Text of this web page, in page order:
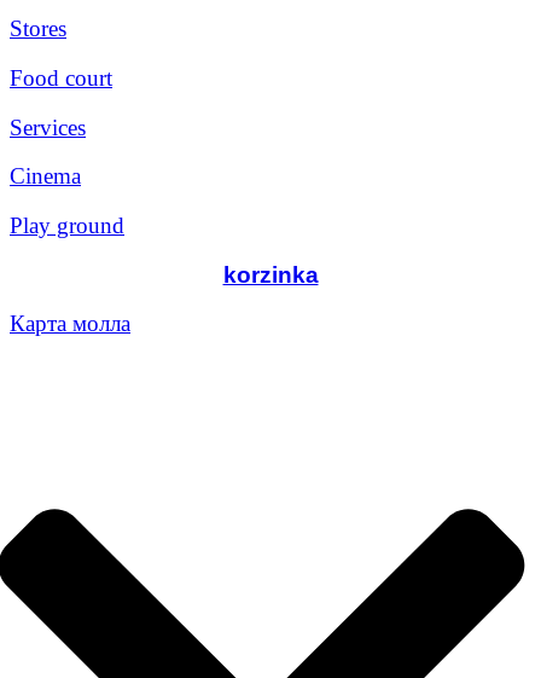
Stores
Food court
Services
Cinema
Play ground
korzinka
Карта молла